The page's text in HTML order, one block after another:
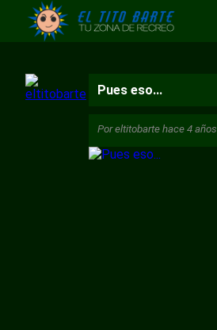
Pues eso...
Poreltitobartehace 4 años